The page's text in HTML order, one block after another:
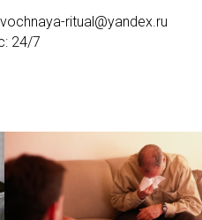
ritual@yandex.ru
24/7